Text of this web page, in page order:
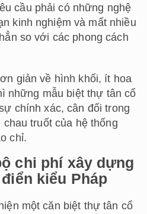
cầu phải có những nghệ
kinh nghiệm và mất nhiều
so với các phong cách
giản về hình khối, ít hoa
những mẫu biệt thự tân cổ
chính xác, cân đối trong
truốt của hệ thống
chỉ.
chi phí xây dựng
kiểu Pháp
một căn biệt thự tân cổ